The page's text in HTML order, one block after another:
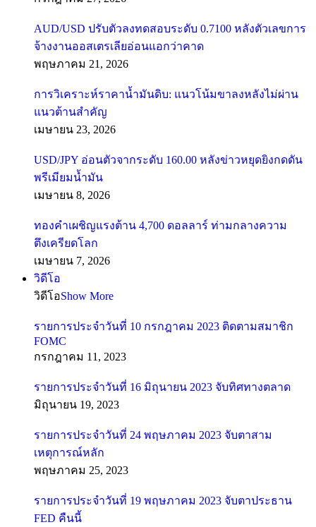
AUD/USD ปรับตัวลงทดสอบระดับ 0.7100 หลังตัวเลขการ
จ้างงานออสเตรเลียอ่อนแอกว่าคาด
พฤษภาคม 21, 2026
การวิเคราะห์ราคาน้ำมันดิบ: แนวโน้มขาลงหลังไม่ผ่าน
แนวต้านสำคัญ
เมษายน 23, 2026
USD/JPY อ่อนตัวจากระดับ 160.00 หลังข่าวหยุดยิงกดดัน
พรีเมียมน้ำมัน
เมษายน 8, 2026
ทองคำเผชิญแรงต้าน 4,700 ดอลลาร์ ท่ามกลางความ
ตึงเครียดโลก
เมษายน 7, 2026
วิดีโอ
วิดีโอShow More
รายการประจำวันที่ 10 กรกฎาคม 2023 ติดตามสมาชิก
FOMC
กรกฎาคม 11, 2023
รายการประจำวันที่ 16 มิถุนายน 2023 จับทิศทางตลาด
มิถุนายน 19, 2023
รายการประจำวันที่ 24 พฤษภาคม 2023 จับตาสาม
เหตุการณ์หลัก
พฤษภาคม 25, 2023
รายการประจำวันที่ 19 พฤษภาคม 2023 จับตาประธาน
FED คืนนี้